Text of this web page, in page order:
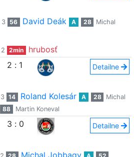
3 56 David Deák A 28
Michal
2min
hrubosť
2 : 1 Detailne
14 Roland Kolesár A 28
Michal
88 Martin Koneval
3 : 0 Detailne
Michal Jobbagy